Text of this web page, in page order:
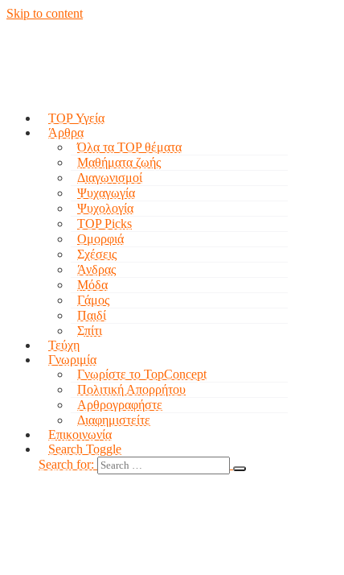
Skip to content
TOP Υγεία
Άρθρα
Όλα τα TOP θέματα
Μαθήματα ζωής
Διαγωνισμοί
Ψυχαγωγία
Ψυχολογία
TOP Picks
Ομορφιά
Σχέσεις
Άνδρας
Μόδα
Γάμος
Παιδί
Σπίτι
Τεύχη
Γνωριμία
Γνωρίστε το TopConcept
Πολιτική Απορρήτου
Αρθρογραφήστε
Διαφημιστείτε
Επικοινωνία
Search Toggle
Search for: